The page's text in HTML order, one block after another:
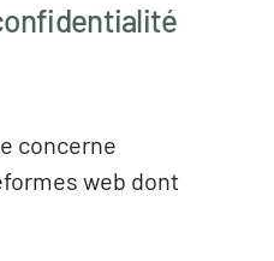
concerne
web dont